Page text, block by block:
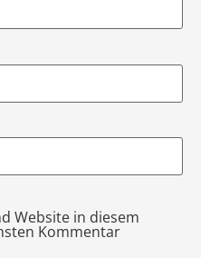
Website in diesem
Kommentar